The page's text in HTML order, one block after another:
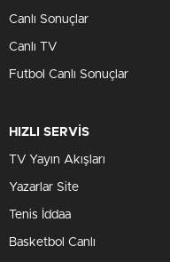
Canlı Sonuçlar
Canlı TV
Futbol Canlı Sonuçlar
HIZLI SERVİS
TV Yayın Akışları
Yazarlar Site
Tenis İddaa
Basketbol Canlı